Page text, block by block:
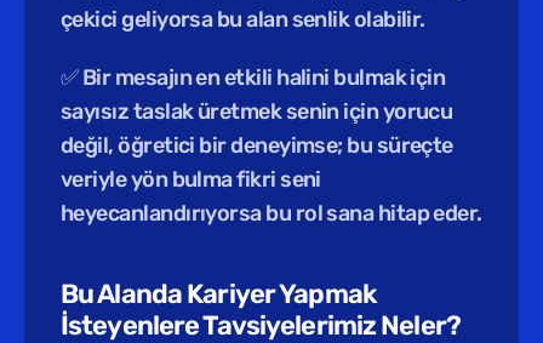
çekici geliyorsa bu alan senlik olabilir.
✅ Bir mesajın en etkili halini bulmak için
sayısız taslak üretmek senin için yorucu
değil, öğretici bir deneyimse; bu süreçte
veriyle yön bulma fikri seni
heyecanlandırıyorsa bu rol sana hitap eder.
Bu Alanda Kariyer Yapmak
İsteyenlere Tavsiyelerimiz Neler?